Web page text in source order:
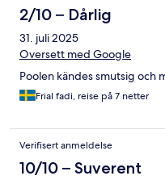
2/10 – Dårlig
31. juli 2025
Oversett med Google
Poolen kändes smutsig och
Frial fadi, reise på 7 netter
Verifisert anmeldelse
10/10 – Suverent